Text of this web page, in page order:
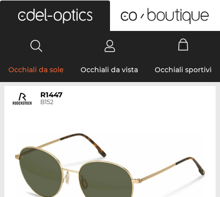
Occhiali da sole Occhiali da vista Occhiali sportivi
R1447
B152